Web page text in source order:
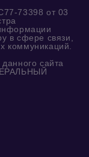
73398 от 03
в сфере связи,
коммуникаций.
сайта